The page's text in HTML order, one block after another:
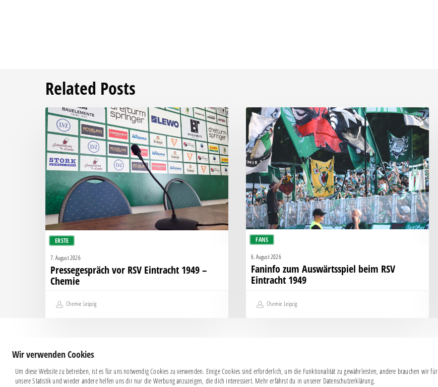
Related Posts
ERSTE
Pressegespräch
vor
RSV
Eintracht
1949
–
Chemie
7. August 2026
Pressegespräch vor RSV Eintracht 1949 –
Chemie
Chemie Leipzig
FANS
Faninfo
zum
Auswärtsspiel
beim
RSV
Eintracht
1949
6. August 2026
Faninfo zum Auswärtsspiel beim RSV
Eintracht 1949
Chemie Leipzig
Impressum|Datenschutz
Wir verwenden Cookies
Um diese Website zu betreiben, ist es für uns notwendig Cookies zu verwenden. Einige Cookies sind erforderlich, um die Funktionalität zu gewährleisten, andere brauchen wir für
unsere Statistik und wieder andere helfen uns dir nur die Werbung anzuzeigen, die dich interessiert. Mehr erfährst du in unserer Datenschutzerklärung.